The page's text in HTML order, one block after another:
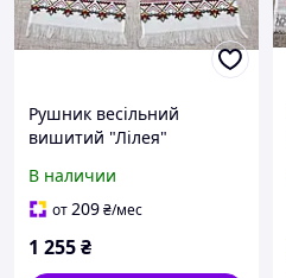
Рушник весільний
вишитий "Лілея"
В наличии
от209₴/мес
1 255₴